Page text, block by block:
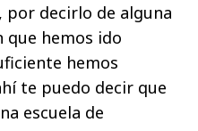
, por decirlo de alguna
que hemos ido
hemos
te puedo decir que
escuela de